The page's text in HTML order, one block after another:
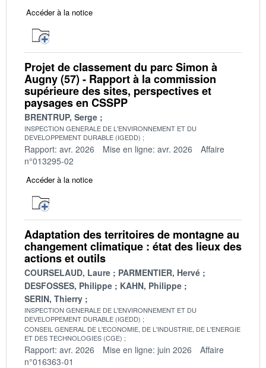
Accéder à la notice
Projet de classement du parc Simon à
Augny (57) - Rapport à la commission
supérieure des sites, perspectives et
paysages en CSSPP
BRENTRUP, Serge
INSPECTION GENERALE DE L'ENVIRONNEMENT ET DU
DEVELOPPEMENT DURABLE (IGEDD)
Rapport: avr. 2026 Mise en ligne: avr. 2026
Affaire
n°013295-02
Accéder à la notice
Adaptation des territoires de montagne au
changement climatique : état des lieux des
actions et outils
COURSELAUD, Laure
PARMENTIER, Hervé
DESFOSSES, Philippe
KAHN, Philippe
SERIN, Thierry
INSPECTION GENERALE DE L'ENVIRONNEMENT ET DU
DEVELOPPEMENT DURABLE (IGEDD)
CONSEIL GENERAL DE L'ECONOMIE, DE L'INDUSTRIE, DE L'ENERGIE
ET DES TECHNOLOGIES (CGE)
Rapport: avr. 2026 Mise en ligne: juin 2026
Affaire
n°016363-01